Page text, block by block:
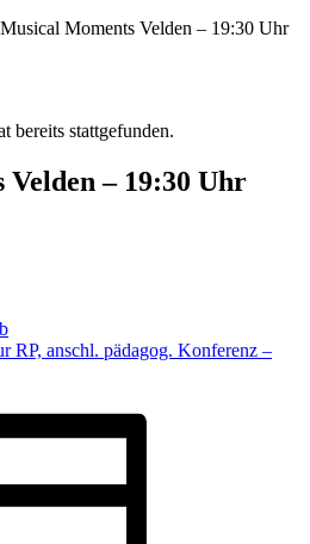
Musical Moments Velden – 19:30 Uhr
bereits stattgefunden.
– 19:30 Uhr
RP, anschl. pädagog. Konferenz –